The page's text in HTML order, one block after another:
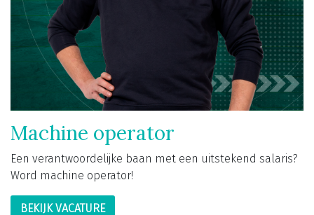
Machine operator
Een verantwoordelijke baan met een uitstekend salaris?
Word machine operator!
BEKIJK VACATURE